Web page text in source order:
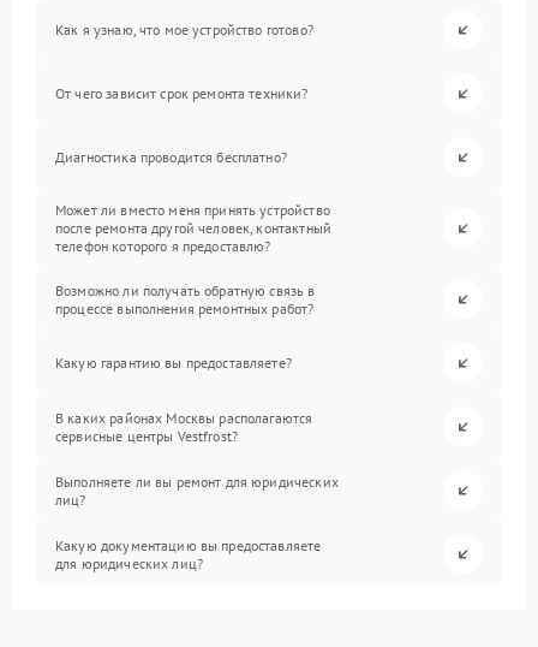
Как я узнаю, что мое устройство готово?
От чего зависит срок ремонта техники?
Диагностика проводится бесплатно?
Может ли вместо меня принять устройство
после ремонта другой человек, контактный
телефон которого я предоставлю?
Возможно ли получать обратную связь в
процессе выполнения ремонтных работ?
Какую гарантию вы предоставляете?
В каких районах Москвы располагаются
сервисные центры Vestfrost?
Выполняете ли вы ремонт для юридических
лиц?
Какую документацию вы предоставляете
для юридических лиц?